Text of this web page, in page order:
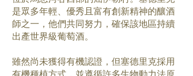
是眾多年輕、優秀且富有創新精神的釀酒
師之一，他們共同努力，確保該地區持續
出產世界級葡萄酒。
雖然尚未獲得有機認證，但塞德里克採用